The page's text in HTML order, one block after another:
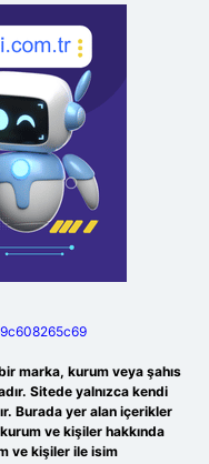
marka, kurum veya şahıs
Sitede yalnızca kendi
Burada yer alan içerikler
ve kişiler hakkında
ve kişiler ile isim